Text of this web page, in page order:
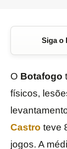
Siga o
O Botafogo
físicos,
Castro teve
jogos. A